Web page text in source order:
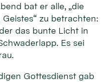
bat er alle, „die
zu betrachten:
das bunte Licht in
Es sei
Gottesdienst gab